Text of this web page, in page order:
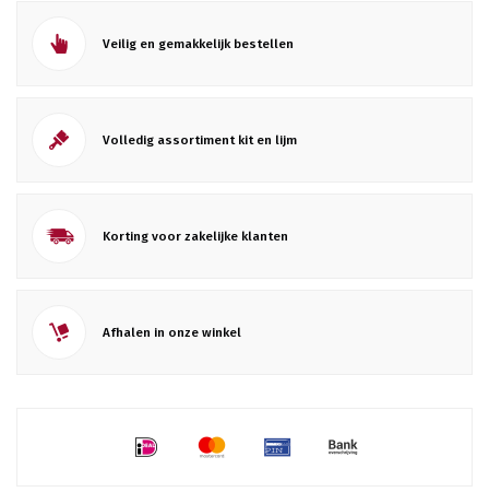
Veilig en gemakkelijk bestellen
Volledig assortiment kit en lijm
Korting voor zakelijke klanten
Afhalen in onze winkel